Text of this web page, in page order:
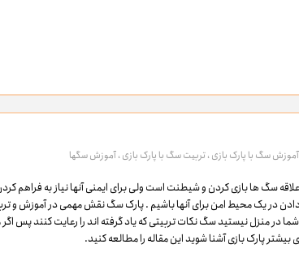
آموزش سگ با پارک بازی،تربیت سگ با پارک بازی،آموزش سگها
سگ ها بازی کردن و شیطنت است ولی برای ایمنی آنها نیاز به فراهم
در یک محیط امن برای آنها باشیم . پارک سگ نقش مهمی در آموزش و
در منزل نیستید سگ نکات تربیتی که یاد گرفته اند را رعایت کنند پس
پارک بازی آشنا شوید این مقاله را مطالعه کنید.